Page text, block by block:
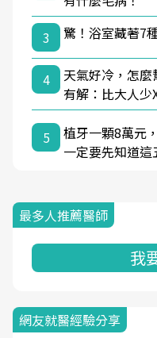
3
驚！浴室藏著7
4
天氣好冷，怎
有解：比大人少
5
植牙一顆8萬元
一定要先知道這
最多人推薦醫師
我
網友就醫經驗分享